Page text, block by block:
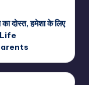
दोस्त, हमेशा के लिए
Life